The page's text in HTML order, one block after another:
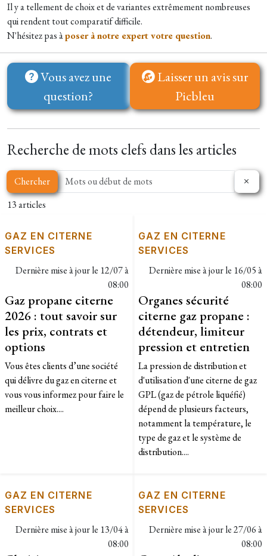
Il y a tellement de choix et de variantes extrêmement nombreuses
qui rendent tout comparatif difficile.
N'hésitez pas àposer à notre expert votre question.
Vous avez une
question?
Laisser un avis sur
Picbleu
Recherche de mots clefs dans les articles
Chercher
13 articles
GAZ EN CITERNE
SERVICES
Dernière mise à jour le 12/07 à
08:00
Gaz propane citerne
2026 : tout savoir sur
les prix, contrats et
options
Vous êtes clients d’une société
qui délivre du gaz en citerne et
vous vous informez pour faire le
meilleur choix....
GAZ EN CITERNE
SERVICES
Dernière mise à jour le 16/05 à
08:00
Organes sécurité
citerne gaz propane :
détendeur, limiteur
pression et entretien
La pression de distribution et
d'utilisation d'une citerne de gaz
GPL (gaz de pétrole liquéfié)
dépend de plusieurs facteurs,
notamment la température, le
type de gaz et le système de
distribution....
GAZ EN CITERNE
SERVICES
Dernière mise à jour le 13/04 à
08:00
GAZ EN CITERNE
SERVICES
Dernière mise à jour le27/06 à
08:00